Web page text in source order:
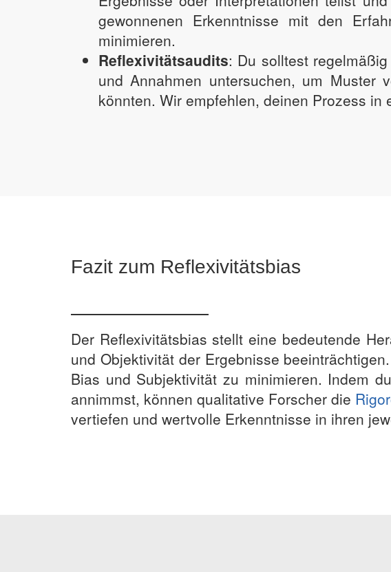
gewonnenen Erkenntnisse mit den
minimieren.
Reflexivitätsaudits: Du solltest
und Annahmen untersuchen, um Muster
könnten. Wir empfehlen, deinen Prozess in
Fazit zum Reflexivitätsbias
Der Reflexivitätsbias stellt eine bedeutende
und Objektivität der Ergebnisse
Bias und Subjektivität zu minimieren. Indem
annimmst, können qualitative Forscher die
vertiefen und wertvolle Erkenntnisse in ihren